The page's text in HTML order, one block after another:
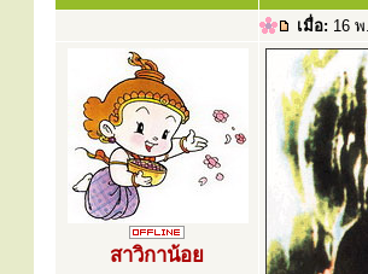
เมื่อ: 16
สาวิกาน้อย